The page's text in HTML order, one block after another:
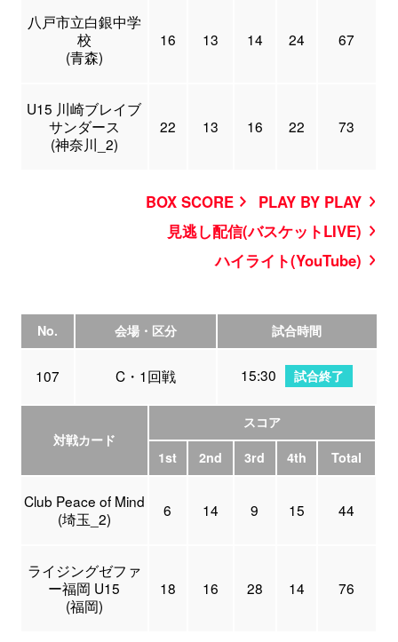
八戸市立白銀中学
校
(青森)
16 13 14 24 67
U15 川崎ブレイブ
サンダース
(神奈川_2)
22 13 16 22 73
BOX SCORE
PLAY BY PLAY
見逃し配信(バスケットLIVE)
ハイライト(YouTube)
No. 会場・区分 試合時間
107 C・1回戦 15:30 試合終了
対戦カード
スコア
1st
2nd 3rd 4th Total
Club Peace of Mind
(埼玉_2)
6 14 9 15 44
ライジングゼファ
ー福岡 U15
(福岡)
18 16 28 14 76